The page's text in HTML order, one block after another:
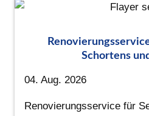
Schortens
04. Aug. 2026
Renovierungsservice für